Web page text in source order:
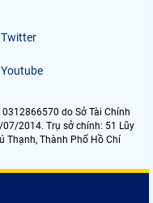
Twitter
Youtube
do Sở Tài Chính
07/2014. Trụ sở chính: 51 Lũy
Thạnh, Thành Phố Hồ Chí